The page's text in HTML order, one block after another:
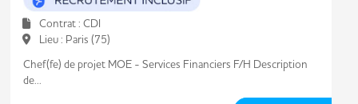
Contrat : CDI
Lieu : Paris (75)
Chef(fe) de projet MOE - Services Financiers F/H Description
de...